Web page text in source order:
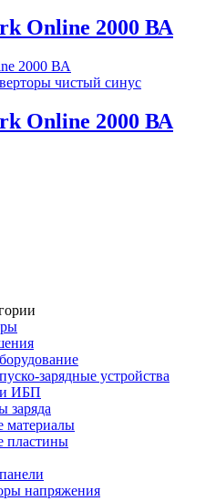
Online 2000 ВА
чистый синус
Online 2000 ВА
зарядные устройства
ИБП
заряда
материалы
пластины
напряжения